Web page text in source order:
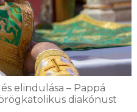
elindulása – Pappá
diakónust